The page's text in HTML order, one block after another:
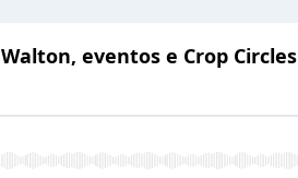
eventos e Crop Circles